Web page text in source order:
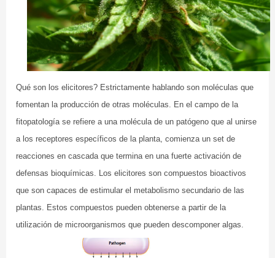
Qué son los elicitores? Estrictamente hablando son moléculas que
fomentan la producción de otras moléculas. En el campo de la
fitopatología se refiere a una molécula de un patógeno que al unirse
a los receptores específicos de la planta, comienza un set de
reacciones en cascada que termina en una fuerte activación de
defensas bioquímicas. Los elicitores son compuestos bioactivos
que son capaces de estimular el metabolismo secundario de las
plantas. Estos compuestos pueden obtenerse a partir de la
utilización de microorganismos que pueden descomponer algas.